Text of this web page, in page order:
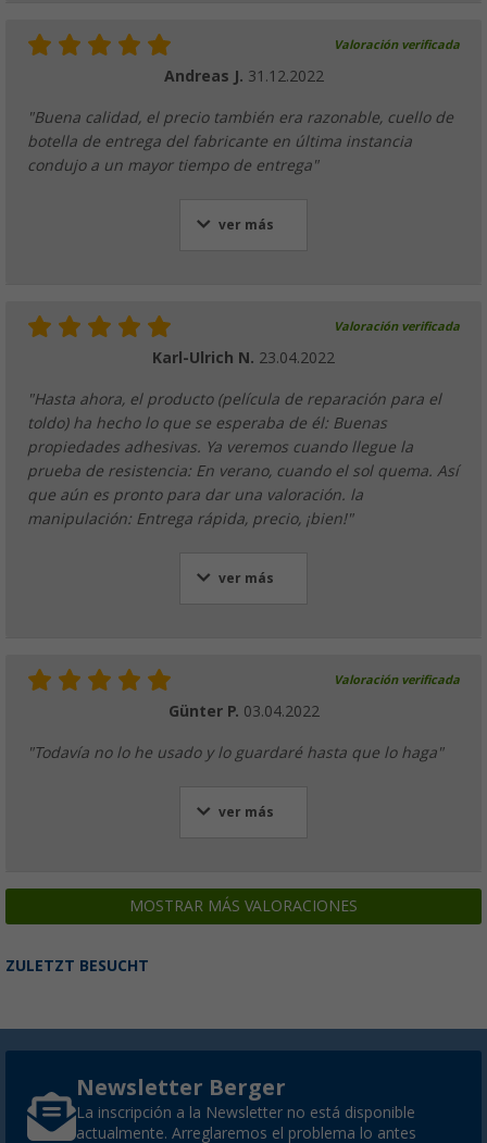
Valoración verificada
Andreas J. 31.12.2022
"Buena calidad, el precio también era razonable, cuello de
botella de entrega del fabricante en última instancia
condujo a un mayor tiempo de entrega"
ver más
Valoración verificada
Karl-Ulrich N. 23.04.2022
"Hasta ahora, el producto (película de reparación para el
toldo) ha hecho lo que se esperaba de él: Buenas
propiedades adhesivas. Ya veremos cuando llegue la
prueba de resistencia: En verano, cuando el sol quema. Así
que aún es pronto para dar una valoración. la
manipulación: Entrega rápida, precio, ¡bien!"
ver más
Valoración verificada
Günter P. 03.04.2022
"Todavía no lo he usado y lo guardaré hasta que lo haga"
ver más
MOSTRAR MÁS VALORACIONES
ZULETZT BESUCHT
Newsletter Berger
La inscripción a la Newsletter no está disponible
actualmente. Arreglaremos el problema lo antes